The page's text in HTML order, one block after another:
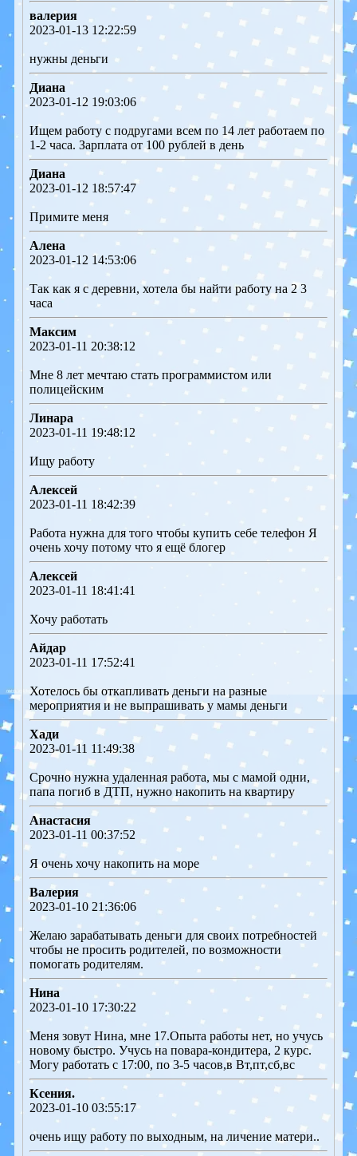
валерия
2023-01-13 12:22:59
нужны деньги
Диана
2023-01-12 19:03:06
Ищем работу с подругами всем по 14 лет работаем по
1-2 часа. Зарплата от 100 рублей в день
Диана
2023-01-12 18:57:47
Примите меня
Алена
2023-01-12 14:53:06
Так как я с деревни, хотела бы найти работу на 2 3
часа
Максим
2023-01-11 20:38:12
Мне 8 лет мечтаю стать программистом или
полицейским
Линара
2023-01-11 19:48:12
Ищу работу
Алексей
2023-01-11 18:42:39
Работа нужна для того чтобы купить себе телефон Я
очень хочу потому что я ещё блогер
Алексей
2023-01-11 18:41:41
Хочу работать
Айдар
2023-01-11 17:52:41
Хотелось бы откапливать деньги на разные
мероприятия и не выпрашивать у мамы деньги
Хади
2023-01-11 11:49:38
Срочно нужна удаленная работа, мы с мамой одни,
папа погиб в ДТП, нужно накопить на квартиру
Анастасия
2023-01-11 00:37:52
Я очень хочу накопить на море
Валерия
2023-01-10 21:36:06
Желаю зарабатывать деньги для своих потребностей
чтобы не просить родителей, по возможности
помогать родителям.
Нина
2023-01-10 17:30:22
Меня зовут Нина, мне 17.Опыта работы нет, но учусь
новому быстро. Учусь на повара-кондитера, 2 курс.
Могу работать с 17:00, по 3-5 часов,в Вт,пт,сб,вс
Ксения.
2023-01-10 03:55:17
очень ищу работу по выходным, на личение матери..